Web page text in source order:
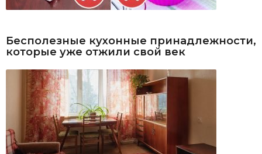
Бесполезные кухонные принадлежности,
которые уже отжили свой век